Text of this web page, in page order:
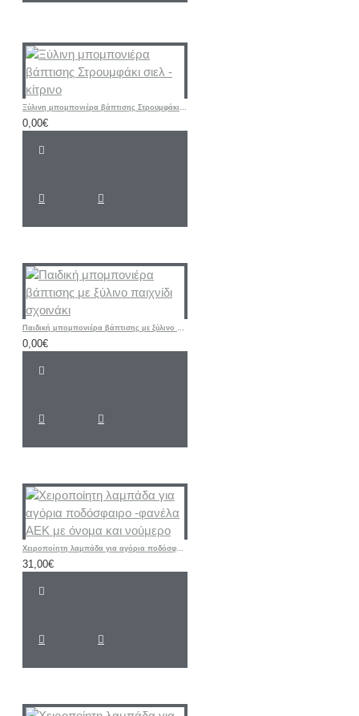
Ξύλινη μπομπονιέρα βάπτισης Στρουμφάκι σιελ - κίτρινο
0,00€
Παιδική μπομπονιέρα βάπτισης με ξύλινο παιχνίδι σχοινάκι
0,00€
Χειροποίητη λαμπάδα για αγόρια ποδόσφαιρο -φανέλα ΑΕΚ με όνομα και νούμερο
31,00€